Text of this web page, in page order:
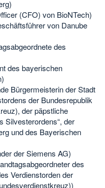
(CFO) von BioNTech)
von Danube
des
des bayerischen
Bürgermeisterin der Stadt
der Bundesrepublik
der päpstliche
Silvesterordens“, der
und des Bayerischen
der Siemens AG)
des
Verdienstorden der